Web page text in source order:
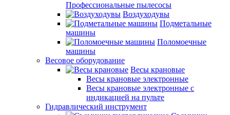
Профессиональные пылесосы
Воздуходувы
Подметальные
машины
Поломоечные
машины
Весовое оборудование
Весы крановые
Весы крановые электронные
Весы крановые электронные с
индикацией на пульте
Гидравлический инструмент